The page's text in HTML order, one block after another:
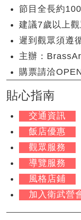
節目全長約
建議7歲以上觀
遲到觀眾須遵
主辦：
購票請洽
貼心指南
交通資訊
飯店優惠
觀眾服務
導覽服務
風格店鋪
加入衛武營